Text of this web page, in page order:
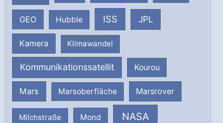
GEO Hubble ISS JPL
Kamera Klimawandel
Kommunikationssatellit Kourou
Mars Marsoberfläche Marsrover
Milchstraße Mond NASA